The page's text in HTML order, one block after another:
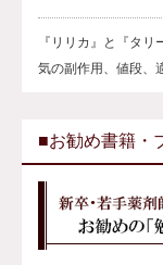
『リリカ』と『タ
気の副作用、値段、
■お勧め書籍・